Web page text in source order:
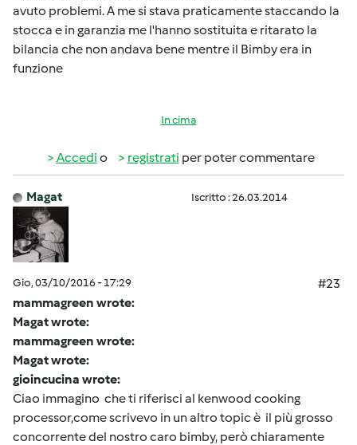
avuto problemi. A me si stava praticamente staccando la
stocca e in garanzia me l'hanno sostituita e ritarato la
bilancia che non andava bene mentre il Bimby era in
funzione
In cima
Accedi o registrati per poter commentare
Magat Iscritto : 26.03.2014
Gio, 03/10/2016 - 17:29
#23
mammagreen wrote:
Magat wrote:
mammagreen wrote:
Magat wrote:
gioincucina wrote:
Ciao immagino che ti riferisci al kenwood cooking
processor,come scrivevo in un altro topic è il più grosso
concorrente del nostro caro bimby, però chiaramente